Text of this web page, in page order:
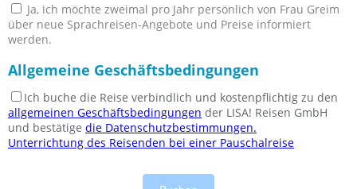
Ja, ich möchte zweimal pro Jahr persönlich von Frau Greim
über neue Sprachreisen-Angebote und Preise informiert
werden.
Allgemeine Geschäftsbedingungen
Ich buche die Reise verbindlich und kostenpflichtig zu den
allgemeinen Geschäftsbedingungen der LISA! Reisen GmbH
und bestätige die Datenschutzbestimmungen.
Unterrichtung des Reisenden bei einer Pauschalreise